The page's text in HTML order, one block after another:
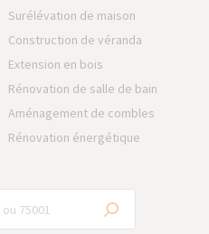
Surélévation de maison
Construction de véranda
Extension en bois
Rénovation de salle de bain
Aménagement de combles
Rénovation énergétique